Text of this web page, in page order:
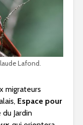
Lafond.
migrateurs
Espace pour
Jardin